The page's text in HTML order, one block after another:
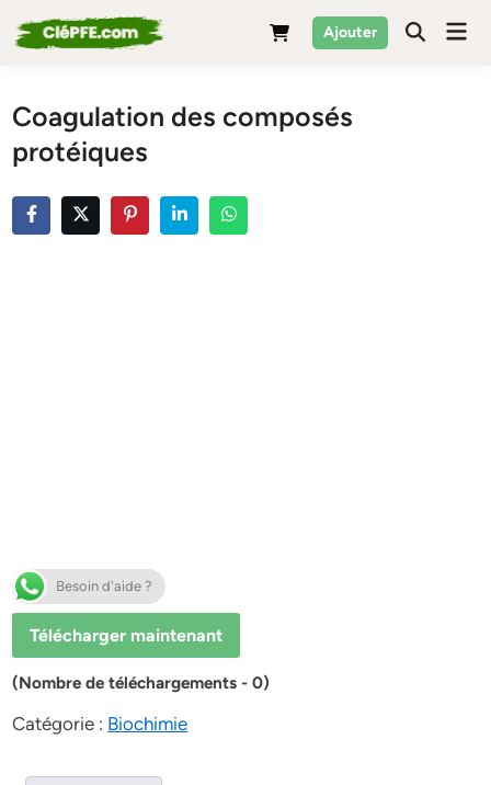
to
Ajouter
Coagulation des composés
protéiques
Besoin d'aide ?
Télécharger maintenant
(Nombre de téléchargements - 0)
Catégorie : Biochimie